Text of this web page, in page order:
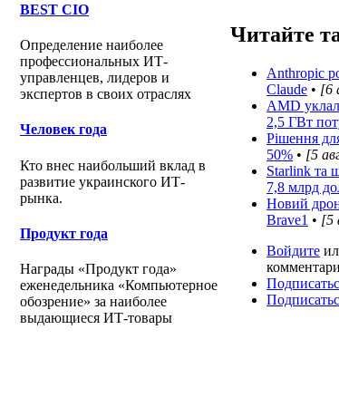
BEST CIO
Определение наиболее
профессиональных ИТ-
управленцев, лидеров и
экспертов в своих отраслях
Человек года
Кто внес наибольший вклад в
развитие украинского ИТ-
рынка.
Продукт года
Награды «Продукт года»
еженедельника «Компьютерное
обозрение» за наиболее
выдающиеся ИТ-товары
Читайте
Anthropic
Claude • [6
AMD
2,5 ГВт
Рішення
50% • [5
Starlink та
7,8 млрд
Новий
Brave1 • [5
Войдите